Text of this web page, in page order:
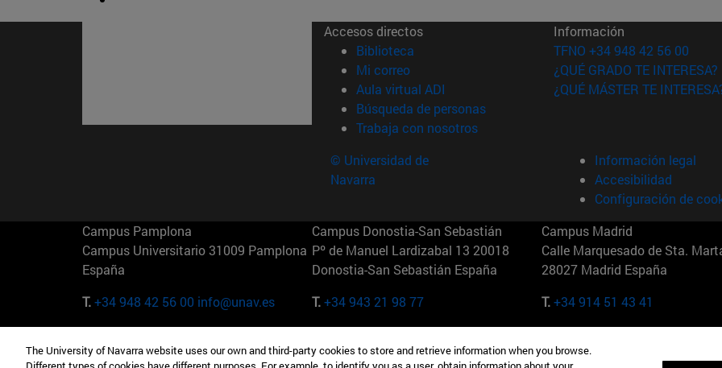
Accesos directos
Biblioteca (abre en nueva ventana)
Mi correo(abre en nueva ventana)
Aula virtual ADI (abre en nueva ventana)
Búsqueda de personas(abre en nueva ventana)
Trabaja con nosotros(abre en nueva ventana)
Información
TFNO +34 948 42 56 00
¿QUÉ GRADO TE INTERESA?
¿QUÉ MÁSTER TE
© Universidad de
Navarra
Información legal
Accesibilidad
Configuración de
Campus Pamplona
Campus Universitario 31009 Pamplona
España
T.+34 948 42 56 00 info@unav.es
Campus Donostia-San Sebastián
Pº de Manuel Lardizabal 13 20018
Donostia-San Sebastián España
T.+34 943 21 98 77
Campus Madrid
Calle Marquesado de Sta.
28027 Madrid España
T.+34 914 51 43 41
Camino del Cerro Águila 3 28023
165 W 57th St 10019-2201 Nueva York Maria-Theresia-Straße 15 81675
The University of Navarra website uses our own and third-party cookies to store and retrieve information when you browse.